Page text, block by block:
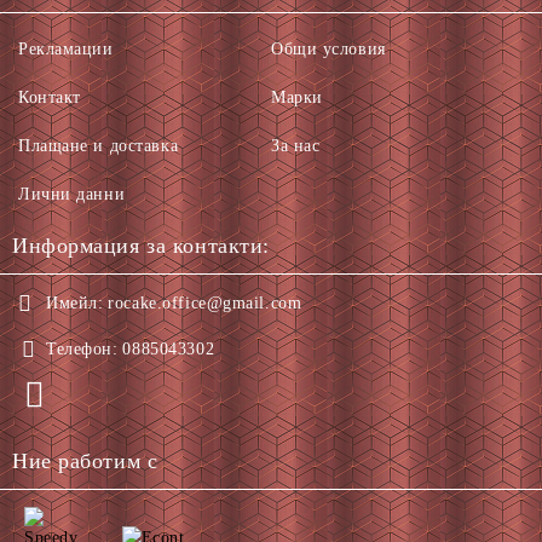
Рекламации
Контакт
Плащане и доставка
Лични данни
Общи условия
Марки
За нас
Информация за контакти:
Имейл: rocake.office@gmail.com
Телефон: 0885043302
Ние работим с